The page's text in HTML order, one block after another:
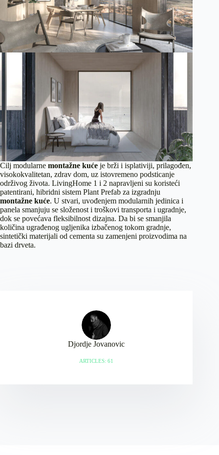
Cilj modularne montažne kuće je brži i isplativiji, prilagođen,
visokokvalitetan, zdrav dom, uz istovremeno podsticanje
održivog života. LivingHome 1 i 2 napravljeni su koristeći
patentirani, hibridni sistem Plant Prefab za izgradnju
montažne kuće. U stvari, uvođenjem modularnih jedinica i
panela smanjuju se složenost i troškovi transporta i ugradnje,
dok se povećava fleksibilnost dizajna. Da bi se smanjila
količina ugrađenog ugljenika izbačenog tokom gradnje,
sintetički materijali od cementa su zamenjeni proizvodima na
bazi drveta.
Djordje Jovanovic
ARTICLES: 61